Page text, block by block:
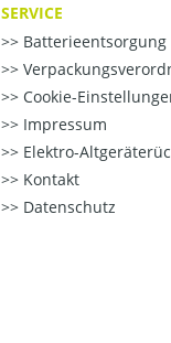
SERVICE
Batterieentsorgung
Cookie-
Impressum
Elektro-
Kontakt
Datenschutz